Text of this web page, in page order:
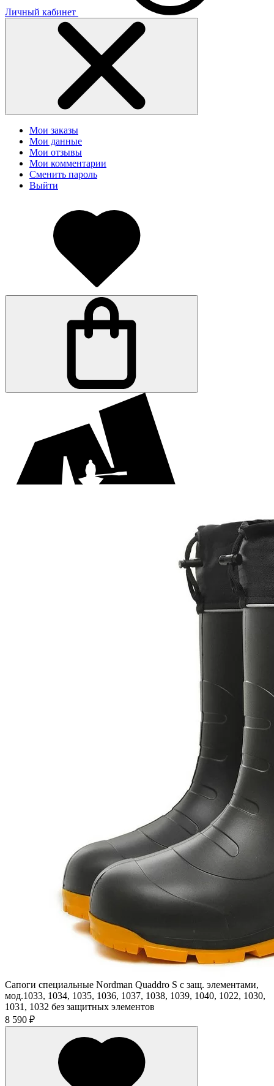
Личный кабинет
Мои заказы
Мои данные
Мои отзывы
Мои комментарии
Сменить пароль
Выйти
Сапоги специальные Nordman Quaddro S с защ. элементами,
мод.1033, 1034, 1035, 1036, 1037, 1038, 1039, 1040, 1022, 1030,
1031, 1032 без защитных элементов
8 590 ₽